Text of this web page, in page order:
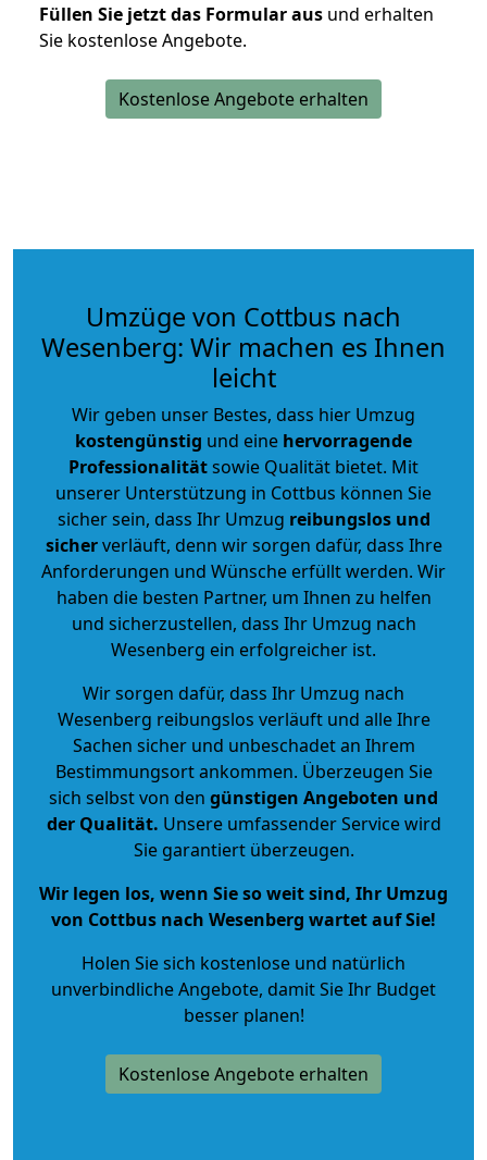
Füllen Sie jetzt das Formular aus und erhalten
Sie kostenlose Angebote.
Kostenlose Angebote erhalten
Umzüge von Cottbus nach
Wesenberg: Wir machen es Ihnen
leicht
Wir geben unser Bestes, dass hier Umzug
kostengünstig und eine hervorragende
Professionalitätsowie Qualität bietet. Mit
unserer Unterstützung in Cottbus können Sie
sicher sein, dass Ihr Umzug reibungslos und
sicherverläuft, denn wir sorgen dafür, dass Ihre
Anforderungen und Wünsche erfüllt werden. Wir
haben die besten Partner, um Ihnen zu helfen
und sicherzustellen, dass Ihr Umzug nach
Wesenberg ein erfolgreicher ist.
Wir sorgen dafür, dass Ihr Umzug nach
Wesenberg reibungslos verläuft und alle Ihre
Sachen sicher und unbeschadet an Ihrem
Bestimmungsort ankommen. Überzeugen Sie
sich selbst von den günstigen Angeboten und
der Qualität. Unsere umfassender Service wird
Sie garantiert überzeugen.
Wir legen los, wenn Sie so weit sind, Ihr Umzug
von Cottbus nach Wesenberg wartet auf Sie!
Holen Sie sich kostenlose und natürlich
unverbindliche Angebote, damit Sie Ihr Budget
besser planen!
Kostenlose Angebote erhalten